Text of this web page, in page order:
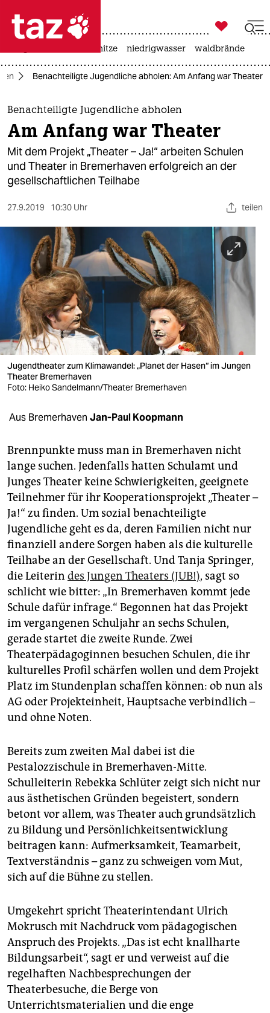
 taz zahl ich
taz zahl ich
themen
politik
öko
gesellschaft
sport
berlin
nord
wahrheit
verlag
verlag
shop
fragen & hilfe
unterstützen
abo
genossenschaft
epaper login

taz zahl ich
hitze niedrigwasser waldbrände
Benachteiligte Jugendliche abholen: Am Anfang war Theater
Benachteiligte Jugendliche abholen
Am Anfang war Theater
Mit dem Projekt „Theater – Ja!“ arbeiten Schulen
und Theater in Bremerhaven erfolgreich an der
gesellschaftlichen Teilhabe
27.9.2019 10:30 Uhr teilen
Jugendtheater zum Klimawandel: „Planet der Hasen“ im Jungen
Theater Bremerhaven
Foto: Heiko Sandelmann/Theater Bremerhaven
Aus Bremerhaven Jan-Paul Koopmann
Brennpunkte muss man in Bremerhaven nicht
lange suchen. Jedenfalls hatten Schulamt und
Junges Theater keine Schwierigkeiten, geeignete
Teilnehmer für ihr Kooperationsprojekt „Theater –
Ja!“ zu finden. Um sozial benachteiligte
Jugendliche geht es da, deren Familien nicht nur
finanziell andere Sorgen haben als die kulturelle
Teilhabe an der Gesellschaft. Und Tanja Springer,
die Leiterin des Jungen Theaters (JUB!), sagt so
schlicht wie bitter: „In Bremerhaven kommt jede
Schule dafür infrage.“ Begonnen hat das Projekt
im vergangenen Schuljahr an sechs Schulen,
gerade startet die zweite Runde. Zwei
Theaterpädagoginnen besuchen Schulen, die ihr
kulturelles Profil schärfen wollen und dem Projekt
Platz im Stundenplan schaffen können: ob nun als
AG oder Projekteinheit, Hauptsache verbindlich –
und ohne Noten.
Bereits zum zweiten Mal dabei ist die
Pestalozzischule in Bremerhaven-Mitte.
Schulleiterin Rebekka Schlüter zeigt sich nicht nur
aus ästhetischen Gründen begeistert, sondern
betont vor allem, was Theater auch grundsätzlich
zu Bildung und Persönlichkeitsentwicklung
beitragen kann: Aufmerksamkeit, Teamarbeit,
Textverständnis – ganz zu schweigen vom Mut,
sich auf die Bühne zu stellen.
Umgekehrt spricht Theaterintendant Ulrich
Mokrusch mit Nachdruck vom pädagogischen
Anspruch des Projekts. „Das ist echt knallharte
Bildungsarbeit“, sagt er und verweist auf die
regelhaften Nachbesprechungen der
Theaterbesuche, die Berge von
Unterrichtsmaterialien und die enge